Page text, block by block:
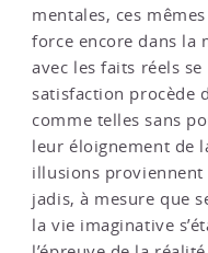
mentales, ces
force encore dans la
avec les faits réels
satisfaction procède
comme telles sans
leur éloignement de
illusions proviennent
jadis, à mesure que
la vie imaginative